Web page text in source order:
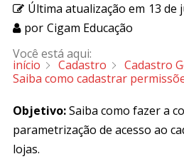
Última atualização em 13 de
por Cigam Educação
Você está aqui:
início Cadastro
Cadastro
Saiba como cadastrar
Objetivo:Saiba como fazer a
parametrização de acesso ao
lojas.